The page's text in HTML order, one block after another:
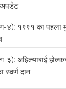
अपडेट
४): १९९१ का
३): अहिल्याबाई
स्वर्ण दान